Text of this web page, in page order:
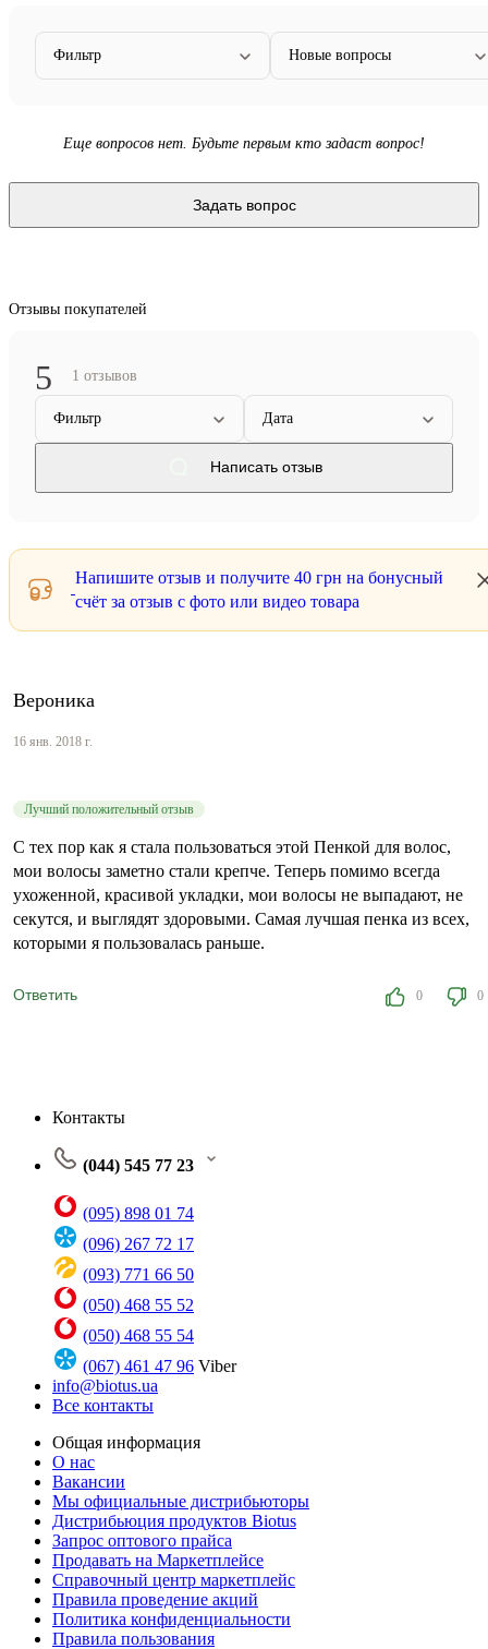
Фильтр Новые вопросы
Еще вопросов нет. Будьте первым кто задаст вопрос!
Задать вопрос
Отзывы покупателей
5 1 отзывов
Фильтр Дата
Написать отзыв
Напишите отзыв и получите 40 грн на бонусный
счёт за отзыв с фото или видео товара
Вероника
16 янв. 2018 г.
Лучший положительный отзыв
С тех пор как я стала пользоваться этой Пенкой для волос,
мои волосы заметно стали крепче. Теперь помимо всегда
ухоженной, красивой укладки, мои волосы не выпадают, не
секутся, и выглядят здоровыми. Самая лучшая пенка из всех,
которыми я пользовалась раньше.
Ответить 0 0
Контакты
(044) 545 77 23
(095) 898 01 74
(096) 267 72 17
(093) 771 66 50
(050) 468 55 52
(050) 468 55 54
(067) 461 47 96 Viber
info@biotus.ua
Все контакты
Общая информация
О нас
Вакансии
Мы официальные дистрибьюторы
Дистрибьюция продуктов Biotus
Запрос оптового прайса
Продавать на Маркетплейсе
Справочный центр маркетплейс
Правила проведение акций
Политика конфиденциальности
Правила пользования